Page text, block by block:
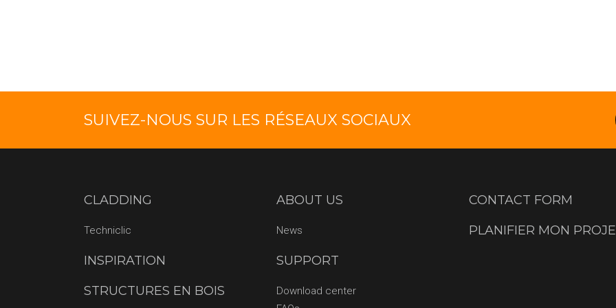
SUIVEZ-NOUS SUR LES RÉSEAUX SOCIAUX
CLADDING
Techniclic
INSPIRATION
STRUCTURES EN BOIS
ABOUT US
News
SUPPORT
Download center
CONTACT FORM
PLANIFIER MON